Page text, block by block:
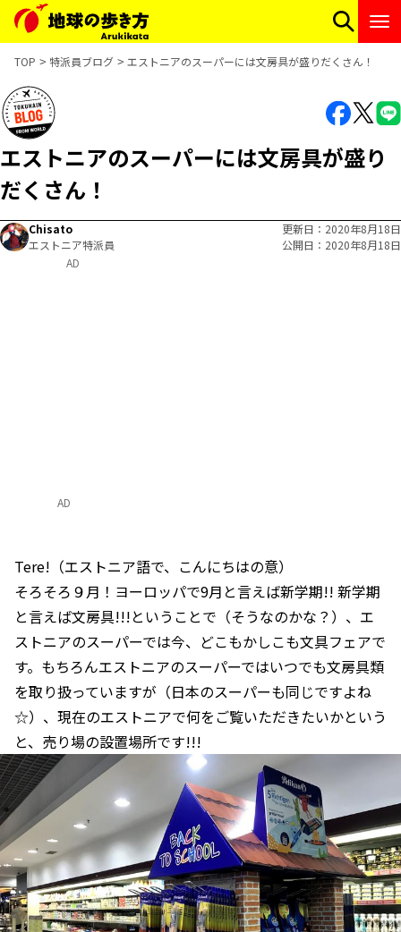
TOP 特派員ブログ エストニアのスーパーには文房具が盛りだくさん！
エストニアのスーパーには文房具が盛り
だくさん！
Chisato
エストニア特派員
更新日
2020年8月18日
公開日
2020年8月18日
AD
Tere!（エストニア語で、こんにちはの意）
そろそろ９月！ヨーロッパで9月と言えば新学期!! 新学期
と言えば文房具!!!ということで（そうなのかな？）、エ
ストニアのスーパーでは今、どこもかしこも文具フェアで
す。もちろんエストニアのスーパーではいつでも文房具類
を取り扱っていますが（日本のスーパーも同じですよね
☆）、現在のエストニアで何をご覧いただきたいかという
と、売り場の設置場所です!!!
AD